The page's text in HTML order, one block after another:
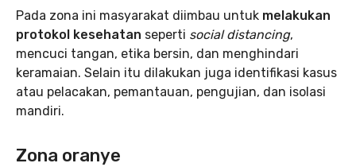
Pada zona ini masyarakat diimbau untuk melakukan
protokol kesehatan seperti social distancing,
mencuci tangan, etika bersin, dan menghindari
keramaian. Selain itu dilakukan juga identifikasi kasus
atau pelacakan, pemantauan, pengujian, dan isolasi
mandiri.
Zona oranye